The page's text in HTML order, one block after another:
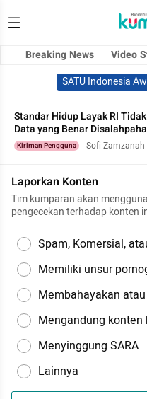
Breaking News Video
SATU Indonesia
Standar Hidup Layak RI
Data yang Benar
Kiriman Pengguna Sofi Zamzanah
Laporkan Konten
Tim kumparan akan
pengecekan terhadap konten
Spam, Komersial,
Memiliki unsur
Membahayakan
Mengandung konten
Menyinggung SARA
Lainnya